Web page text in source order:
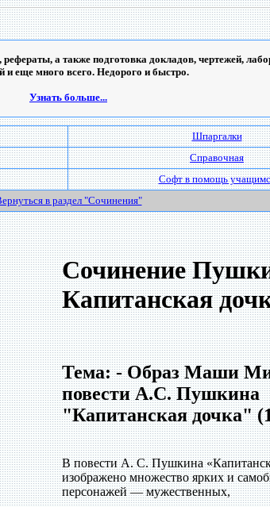
а также подготовка докладов, чертежей,
и еще много всего. Недорого и быстро.
Узнать больше...
Шпаргалки
Справочная
Софт в помощь
в раздел "Сочинения"
Сочинение
Капитанская
Тема: - Образ Маши
повести А.С. Пушкина
"Капитанская дочка"
В повести А. С. Пушкина
изображено множество ярких и
персонажей — мужественных,